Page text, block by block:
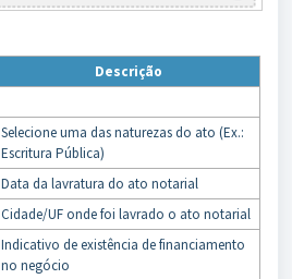
Descrição
Selecione uma das naturezas do ato (Ex.:
Escritura Pública)
Data da lavratura do ato notarial
Cidade/UF onde foi lavrado o ato notarial
Indicativo de existência de financiamento
no negócio